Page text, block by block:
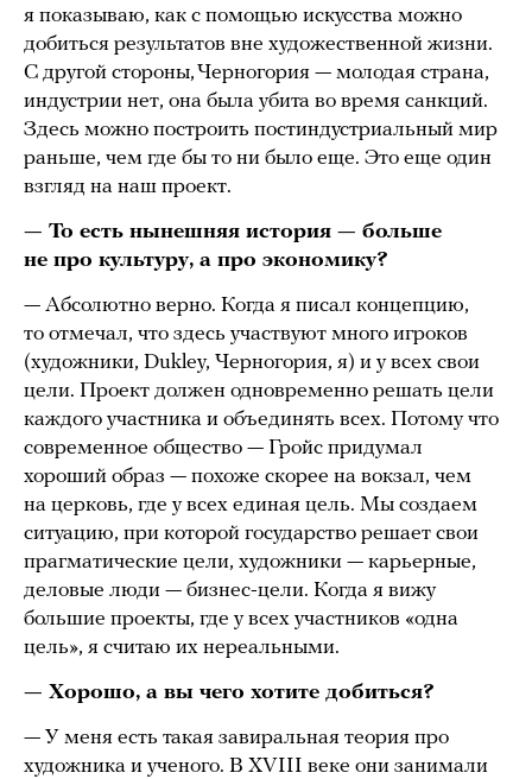
я показываю, как с помощью искусства можно
добиться результатов вне художественной жизни.
С другой стороны, Черногория — молодая страна,
индустрии нет, она была убита во время санкций.
Здесь можно построить постиндустриальный мир
раньше, чем где бы то ни было еще. Это еще один
взгляд на наш проект.
— То есть нынешняя история — больше
не про культуру, а про экономику?
— Абсолютно верно. Когда я писал концепцию,
то отмечал, что здесь участвуют много игроков
(художники, Dukley, Черногория, я) и у всех свои
цели. Проект должен одновременно решать цели
каждого участника и объединять всех. Потому что
современное общество — Гройс придумал
хороший образ — похоже скорее на вокзал, чем
на церковь, где у всех единая цель. Мы создаем
ситуацию, при которой государство решает свои
прагматические цели, художники — карьерные,
деловые люди — бизнес-цели. Когда я вижу
большие проекты, где у всех участников «одна
цель», я считаю их нереальными.
— Хорошо, а вы чего хотите добиться?
— У меня есть такая завиральная теория про
художника и ученого. В XVIII веке они занимали